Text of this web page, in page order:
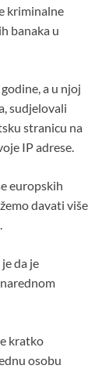
kriminalne
banaka u
a u njoj
sudjelovali
stranicu na
IP adrese.
europskih
davati više
da je
kratko
osobu